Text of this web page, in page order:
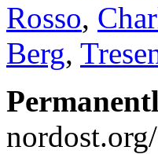
Rosso,
Berg,